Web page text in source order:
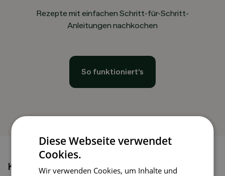
Rezepte mit einfachen Schritt-für-Schritt-
Anleitungen nachkochen
So funktioniert’s
Könnte dir auch gefallen
Diese Webseite verwendet
Cookies.
Wir verwenden Cookies, um Inhalte und